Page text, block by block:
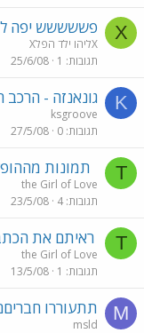
X פששששש יפה
Xליהו ילד הפלX
תגובות 1
25/6/08
K גונאנזה - הרכב
ksgroove
תגובות 0
27/5/08
T תמונות
the Girl of Love
תגובות 4
23/5/08
T ראיתם את
the Girl of Love
תגובות 1
13/5/08
M תתעוררו
msld